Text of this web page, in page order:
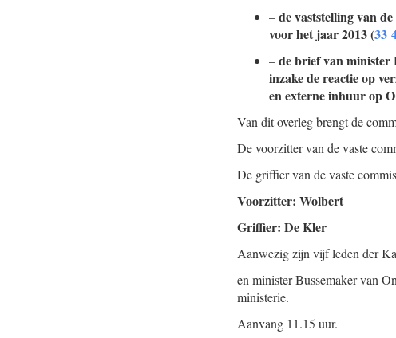
–de vaststelling van
voor het jaar 2013 (33
–de brief van minister
inzake de reactie op
en externe inhuur op
Van dit overleg brengt de
De voorzitter van de vaste
De griffier van de vaste
Voorzitter: Wolbert
Griffier: De Kler
Aanwezig zijn vijf leden der
en minister Bussemaker van
ministerie.
Aanvang 11.15 uur.